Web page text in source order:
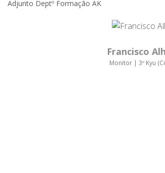
Adjunto Deptº Formação AK
Francisco
Monitor | 3º Kyu